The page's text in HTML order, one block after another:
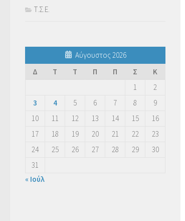
Τ.Σ.Ε.
Αύγουστος 2026
Δ
Τ Τ Π Π Σ
Κ
1
2
3
4 5 6 7 8
9
10
11 12 13 14 15
16
17
18 19 20 21 22
23
24
25 26 27 28 29
30
31
« Ιούλ